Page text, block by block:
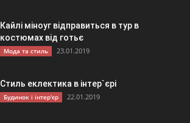
Кайлі міноуг відправиться в тур в
костюмах від готьє
Мода та стиль 23.01.2019
Стиль еклектика в інтер`єрі
Будинок і інтер'єр 22.01.2019